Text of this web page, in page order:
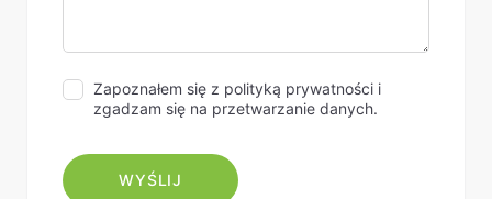
Zapoznałem się z polityką prywatności i
zgadzam się na przetwarzanie danych.